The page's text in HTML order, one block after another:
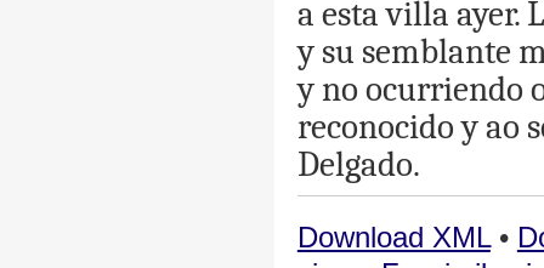
a esta villa ayer.
y su semblante
y no ocurriendo
reconocido yao
Delgado.
Download XML•